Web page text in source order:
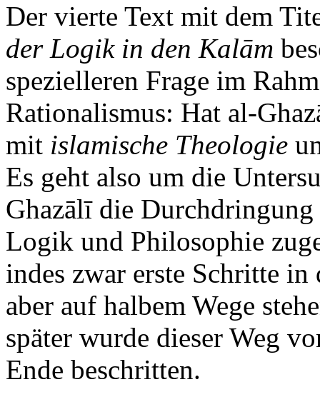
Der vierte Text mit dem
der Logik in den Kalām
spezielleren Frage im
Rationalismus: Hat al-
mit islamische Theologie
Es geht also um die
Ghazālī die
Logik und Philosophie
indes zwar erste Schritte
aber auf halbem Wege
später wurde dieser Weg
Ende beschritten.